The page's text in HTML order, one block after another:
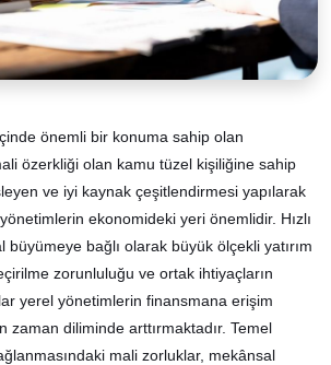
önemli bir konuma sahip olan
özerkliği olan kamu tüzel kişiliğine sahip
ve iyi kaynak çeşitlendirmesi yapılarak
ekonomideki yeri önemlidir. Hızlı
bağlı olarak büyük ölçekli yatırım
zorunluluğu ve ortak ihtiyaçların
yerel yönetimlerin finansmana erişim
zaman diliminde arttırmaktadır. Temel
mali zorluklar, mekânsal